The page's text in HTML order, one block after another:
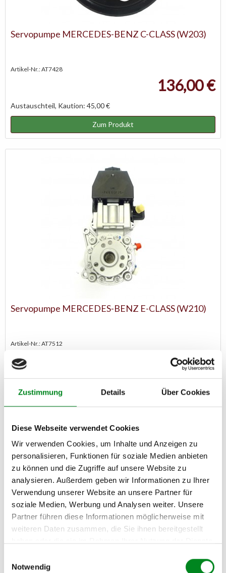
Zustimmung Details Über Cookies
Diese Webseite verwendet Cookies
Wir verwenden Cookies, um Inhalte und Anzeigen zu
personalisieren, Funktionen für soziale Medien anbieten
zu können und die Zugriffe auf unsere Website zu
analysieren. Außerdem geben wir Informationen zu Ihrer
Verwendung unserer Website an unsere Partner für
soziale Medien, Werbung und Analysen weiter. Unsere
Partner führen diese Informationen möglicherweise mit
weiteren Daten zusammen, die Sie ihnen bereitgestellt
Notwendig
Servopumpe MERCEDES-BENZ C-CLASS (W203)
Artikel-Nr.: AT7428
136,00 €
Austauschteil, Kaution: 45,00 €
Zum Produkt
Servopumpe MERCEDES-BENZ E-CLASS (W210)
Artikel-Nr.: AT7512
240,00 €
Austauschteil, Kaution: 85,00 €